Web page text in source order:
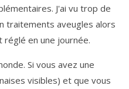
J'ai vu trop de
traitements aveugles alors
réglé en une journée.
Si vous avez une
visibles) et que vous